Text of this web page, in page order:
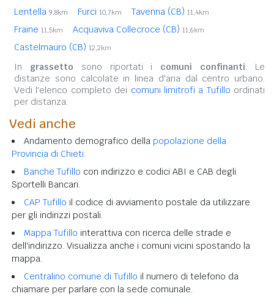
Lentella 9,8km Furci 10,7km Tavenna (CB) 11,4km
Fraine 11,5km Acquaviva Collecroce (CB) 11,6km
Castelmauro (CB) 12,2km
In grassetto sono riportati i comuni confinanti. Le
distanze sono calcolate in linea d'aria dal centro urbano.
Vedi l'elenco completo dei comuni limitrofi a Tufillo ordinati
per distanza.
Vedi anche
Andamento demografico della popolazione della
Provincia di Chieti.
Banche Tufillo con indirizzo e codici ABI e CAB degli
Sportelli Bancari.
CAP Tufillo il codice di avviamento postale da utilizzare
per gli indirizzi postali.
Mappa Tufillo interattiva con ricerca delle strade e
dell'indirizzo. Visualizza anche i comuni vicini spostando la
mappa.
Centralino comune di Tufillo il numero di telefono da
chiamare per parlare con la sede comunale.